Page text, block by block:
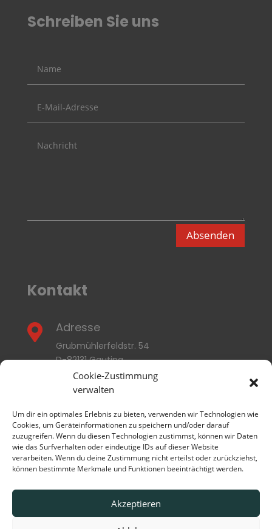
Cookie-Zustimmung
verwalten
Um dir ein optimales Erlebnis zu bieten, verwenden wir Technologien wie
Cookies, um Geräteinformationen zu speichern und/oder darauf
zuzugreifen. Wenn du diesen Technologien zustimmst, können wir Daten
wie das Surfverhalten oder eindeutige IDs auf dieser Website
verarbeiten. Wenn du deine Zustimmung nicht erteilst oder zurückziehst,
können bestimmte Merkmale und Funktionen beeinträchtigt werden.
Akzeptieren
Schreiben Sie uns
Absenden
Kontakt
 Adresse
Grubmühlerfeldstr. 54
D-82131 Gauting
E-Mail
info@thermozyklus.com
 Rufen Sie uns an
+49 (0) 89 / 89 55 623-0